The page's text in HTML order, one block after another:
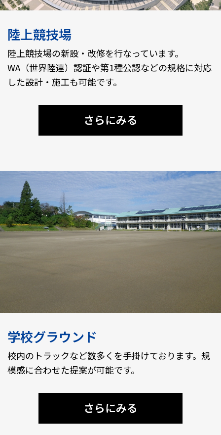
陸上競技場
陸上競技場の新設・改修を行なっています。
WA（世界陸連）認証や第1種公認などの規格に対応
した設計・施工も可能です。
さらにみる
学校グラウンド
校内のトラックなど数多くを手掛けております。規
模感に合わせた提案が可能です。
さらにみる